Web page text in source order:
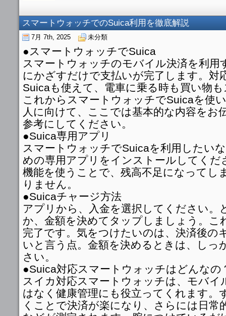
スマートウォッチでのSuica利用を徹底解説
7月 7th, 2025 未分類
●スマートウォッチでSuica
スマートウォッチのモバイル決済を利用
にかざすだけで支払いが完了します。対
Suicaも使えて、電車に乗る時も買い物
これからスマートウォッチでSuicaを使
人に向けて、ここでは基本的な内容をお
参考にしてください。
●Suica専用アプリ
スマートウォッチでSuicaを利用したい
めの専用アプリをインストールしてくだ
機能を使うことで、残高不足になってし
りません。
●Suicaチャージ方法
アプリから、入金を選択してください。
か、金額を決めてタップしましょう。こ
完了です。気をつけたいのは、決済後の
いと言う点。金額を決めるときは、しっ
さい。
●Suica対応スマートウォッチはどんなの
スイカ対応スマートウォッチは、モバイ
はなく健康管理にも役立ってくれます。
くことで決済が楽になり、さらには日常